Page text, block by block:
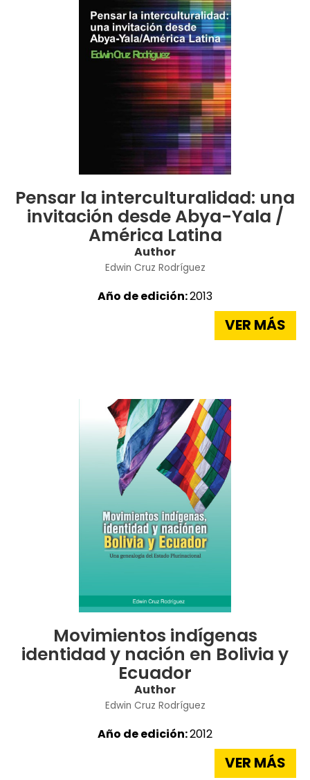
Pensar la interculturalidad: una
invitación desde Abya-Yala /
América Latina
Author
Edwin Cruz Rodríguez
Año de edición:2013
VER MÁS
Movimientos indígenas
identidad y nación en Bolivia y
Ecuador
Author
Edwin Cruz Rodríguez
Año de edición:2012
VER MÁS